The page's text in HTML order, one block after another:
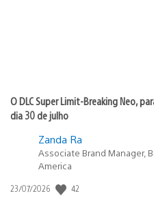
O DLC Super Limit-Breaking Neo,
dia 30 de julho
Zanda Ra
Associate Brand Manager,
America
Data
23/07/2026 42